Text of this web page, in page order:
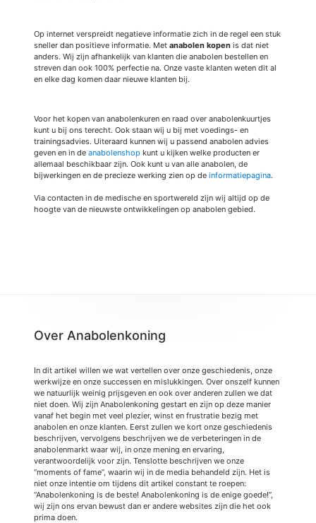
Op internet verspreidt negatieve informatie zich in de regel een stuk
sneller dan positieve informatie. Met anabolen kopen is dat niet
anders. Wij zijn afhankelijk van klanten die anabolen bestellen en
streven dan ook 100% perfectie na. Onze vaste klanten weten dit al
en elke dag komen daar nieuwe klanten bij.
Voor het kopen van anabolenkuren en raad over anabolenkuurtjes
kunt u bij ons terecht. Ook staan wij u bij met voedings- en
trainingsadvies. Uiteraard kunnen wij u passend anabolen advies
geven en in de anabolenshop kunt u kijken welke producten er
allemaal beschikbaar zijn. Ook kunt u van alle anabolen, de
bijwerkingen en de precieze werking zien op de informatiepagina.
Via contacten in de medische en sportwereld zijn wij altijd op de
hoogte van de nieuwste ontwikkelingen op anabolen gebied.
Over Anabolenkoning
In dit artikel willen we wat vertellen over onze geschiedenis, onze
werkwijze en onze successen en mislukkingen. Over onszelf kunnen
we natuurlijk weinig prijsgeven en ook over anderen zullen we dat
niet doen. Wij zijn Anabolenkoning gestart en zijn op deze manier
vanaf het begin met veel plezier, winst en frustratie bezig met
anabolen en onze klanten. Eerst zullen we kort onze geschiedenis
beschrijven, vervolgens beschrijven we de verbeteringen in de
anabolenmarkt waar wij, in onze mening en ervaring,
verantwoordelijk voor zijn. Tenslotte beschrijven we onze
“moments of fame”, waarin wij in de media behandeld zijn. Het is
niet onze intentie om tijdens dit artikel constant te roepen:
“Anabolenkoning is de beste! Anabolenkoning is de enige goede!”,
wij zijn ons ervan bewust dan er andere websites zijn die het ook
prima doen.